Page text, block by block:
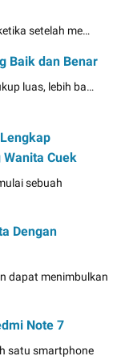
setelah me…
Baik dan Benar
luas, lebih ba…
Cuek
sebuah
Dengan
dapat menimbulkan
Note 7
satu smartphone